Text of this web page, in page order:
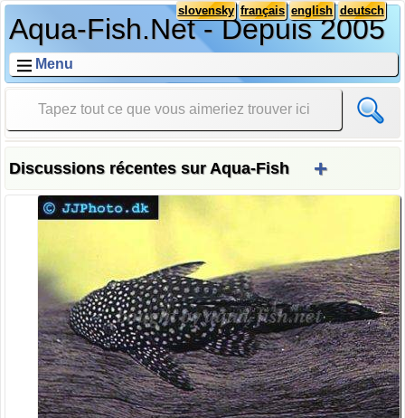
Aqua-Fish.Net - Depuis 2005
deutsch
english
français
slovensky
Menu
Discussions récentes sur Aqua-Fish +